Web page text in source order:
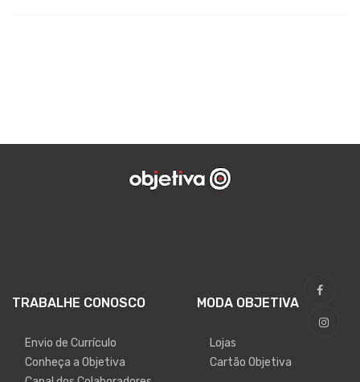
TRABALHE CONOSCO
Envio de Currículo
Conheça a Objetiva
MODA OBJETIVA
Lojas
Cartão Objetiva